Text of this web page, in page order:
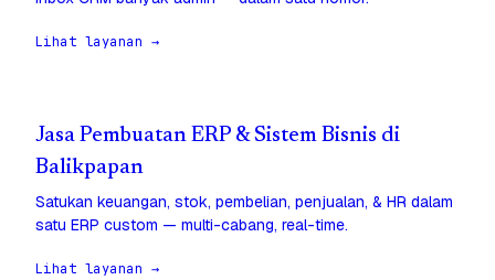
Lihat layanan →
Jasa Pembuatan ERP & Sistem Bisnis di
Balikpapan
Satukan keuangan, stok, pembelian, penjualan, & HR dalam
satu ERP custom — multi-cabang, real-time.
Lihat layanan →